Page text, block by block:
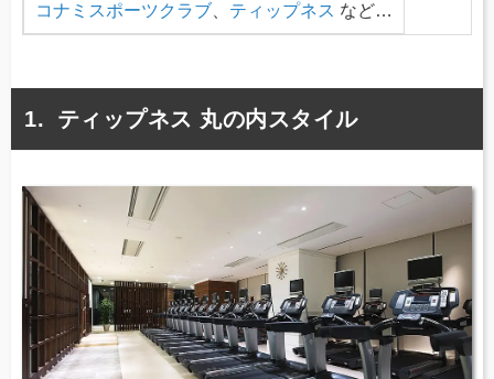
コナミスポーツクラブ、 ティップネス など…
ティップネス 丸の内スタイル